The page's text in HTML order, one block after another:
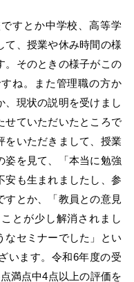
すとか中学校、高等学
て、授業や休み時間の様
。そのときの様子がこの
ね。また管理職の方か
、現状の説明を受けまし
せていただいたところで
をいただきまして、授業
姿を見て、「本当に勉強
安も生まれましたし、参
すとか、「教員との意見
とが少し解消されまし
なセミナーでした」とい
います。令和6年度の受
満点中4点以上の評価を